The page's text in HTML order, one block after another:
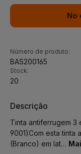
No
Número de produto:
BAS200165
Stock:
20
Descrição
Tinta antiferrugem 3
9001)Com esta tinta
(Branco) em lat…